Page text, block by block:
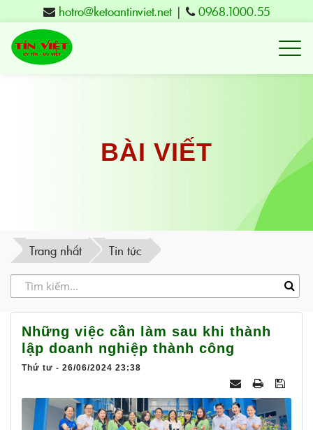
hotro@ketoantinviet.net| 0968.1000.55
Kế
Phú
Yên
tạo
Việt
-
BÀI VIẾT
Trang nhất Tin tức
Những việc cần làm sau khi thành
lập doanh nghiệp thành công
Thứ tư - 26/06/2024 23:38